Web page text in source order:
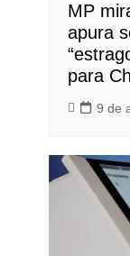
MP
apura
para
9 de